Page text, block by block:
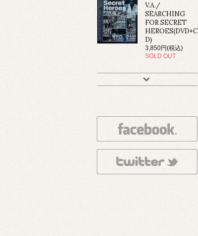
V.A./
SEARCHING
FOR SECRET
HEROES(DVD+C
D)
3,850円(税込)
SOLD OUT